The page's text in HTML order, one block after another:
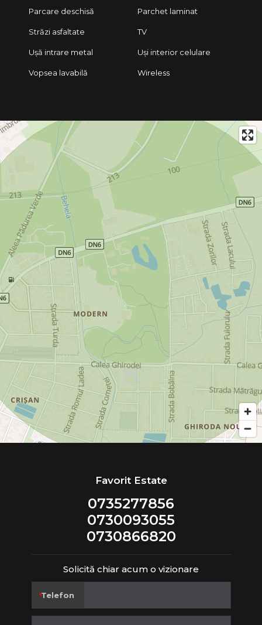
Parcare deschisă Parchet laminat
Străzi asfaltate TV
Ușă intrare metal Uși interior celulare
Vopsea lavabilă Wireless
Favorit Estate
0735277856
0730093055
0730866820
Solicită chiar acum o vizionare
Telefon